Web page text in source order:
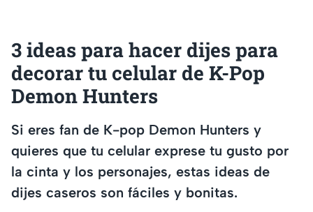
3 ideas para hacer dijes para
decorar tu celular de K-Pop
Demon Hunters
Si eres fan de K-pop Demon Hunters y
quieres que tu celular exprese tu gusto por
la cinta y los personajes, estas ideas de
dijes caseros son fáciles y bonitas.